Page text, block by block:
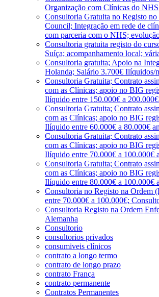
Organização com Clínicas do NHS
Consultoria Gratuita no Registo no
Council; Integração em rede de
com parceria com o NHS;
Consultoria gratuita registo do
Suíça; acompanhamento local;
Consultoria gratuita; Apoio na
Holanda; Salário 3.700€ Ilíquidos/
Consultoria Gratuita; Contrato
com as Clínicas; apoio no BIG
Ilíquido entre 150.000€ a
Consultoria Gratuita; Contrato
com as Clínicas; apoio no BIG
Ilíquido entre 60.000€ a 80.000€
Consultoria Gratuita; Contrato
com as Clínicas; apoio no BIG
Ilíquido entre 70.000€ a 100.000€
Consultoria Gratuita; Contrato
com as Clínicas; apoio no BIG
Ilíquido entre 80.000€ a 100.000€
Consultoria no Registo na Ordem
entre 70.000€ a 100.000€;
Consultoria Registo na Ordem
Alemanha
Consultorio
consultorios privados
consumiveis clínicos
contrato a longo termo
contrato de longo prazo
contrato França
contrato permanente
Contratos Permanentes